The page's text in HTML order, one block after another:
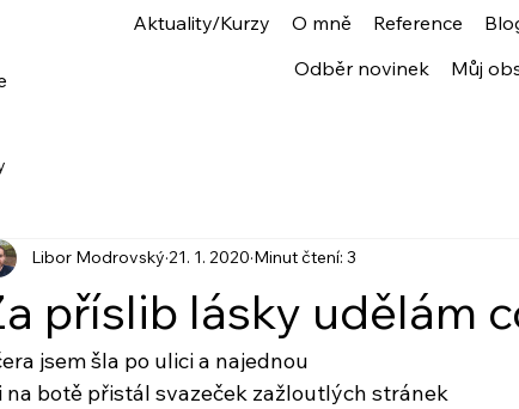
Aktuality/Kurzy O mně Reference
Odběr novinek
Můj
příslib lásky udělám
Libor Modrovský 21. 1. 2020 Minut čtení: 3
jsem šla po ulici a najednou
na botě přistál svazeček zažloutlých stránek